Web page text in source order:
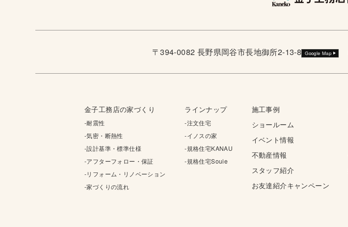
〒394-0082 長野県岡谷市長地御所2-13-8 Google Map
金子工務店の家づくり
-耐震性
-気密・断熱性
-設計基準・標準仕様
-アフターフォロー・保証
-リフォーム・リノベーション
-家づくりの流れ
ラインナップ
-注文住宅
-イノスの家
-規格住宅KANAU
-規格住宅Souie
施工事例
ショールーム
イベント情報
不動産情報
スタッフ紹介
お友達紹介キャンペーン